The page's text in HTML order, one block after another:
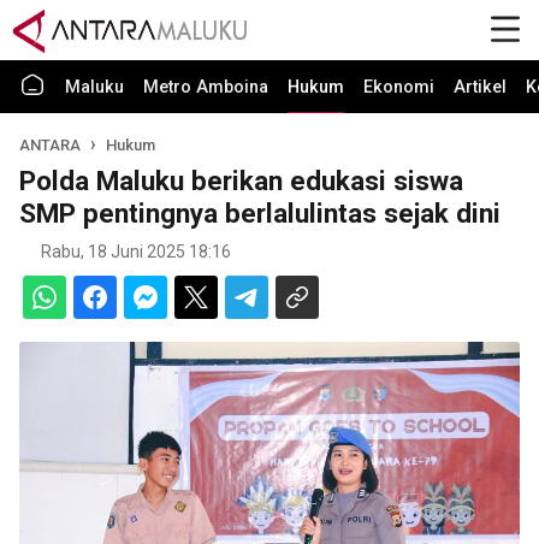
Maluku Metro Amboina Hukum Ekonomi Artikel
ANTARA Hukum
Polda Maluku berikan edukasi siswa
SMP pentingnya berlalulintas sejak dini
Rabu, 18 Juni 2025 18:16